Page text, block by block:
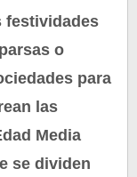
festividades
o
para
las
Media
se dividen